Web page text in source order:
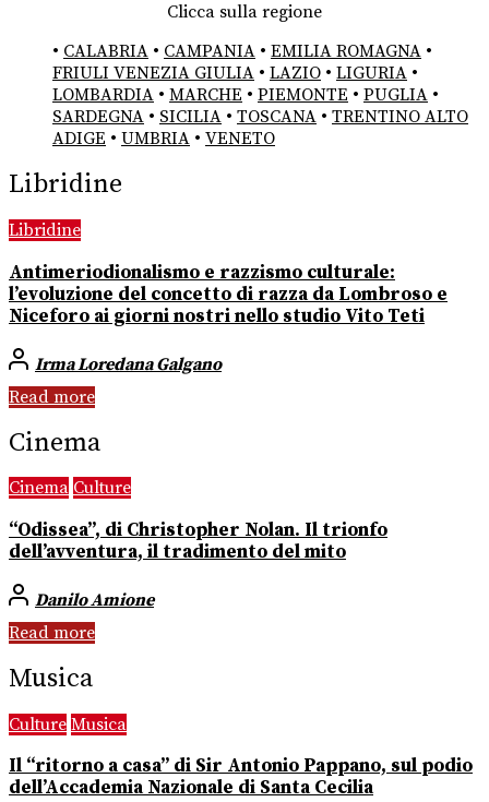
Clicca sulla regione
• CALABRIA • CAMPANIA • EMILIA ROMAGNA •
FRIULI VENEZIA GIULIA • LAZIO • LIGURIA •
LOMBARDIA • MARCHE • PIEMONTE • PUGLIA •
SARDEGNA • SICILIA • TOSCANA • TRENTINO ALTO
ADIGE • UMBRIA • VENETO
Libridine
Libridine
Antimeriodionalismo e razzismo culturale:
l’evoluzione del concetto di razza da Lombroso e
Niceforo ai giorni nostri nello studio Vito Teti
Irma Loredana Galgano
Read more
Cinema
Cinema Culture
“Odissea”, di Christopher Nolan. Il trionfo
dell’avventura, il tradimento del mito
Danilo Amione
Read more
Musica
Culture Musica
Il “ritorno a casa” di Sir Antonio Pappano, sul podio
dell’Accademia Nazionale di Santa Cecilia